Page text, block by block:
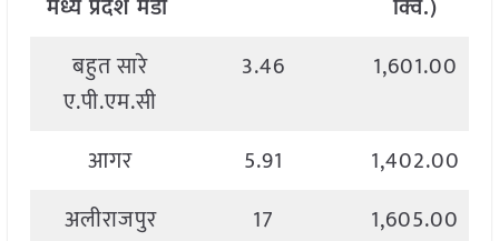
मध्यप्रदेश मंडी
क्विं.)
बहुत सारे
ए.पी.एम.सी
3.46 1,601.00
आगर 5.91
1,402.00
अलीराजपुर
17
1,605.00